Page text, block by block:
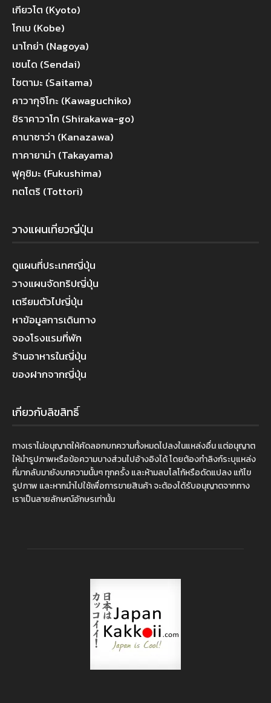
เกียวโต (Kyoto)
โกเบ (Kobe)
นาโกย่า (Nagoya)
เซนได (Sendai)
ไซตามะ (Saitama)
คาวากุจิโกะ (Kawaguchiko)
ชิราคาวาโก (Shirakawa-go)
คานาซาว่า (Kanazawa)
ทาคายาม่า (Takayama)
ฟุคุชิมะ (Fukushima)
ทตโตริ (Tottori)
วางแผนเที่ยวญี่ปุ่น
ดูแผนที่ประเทศญี่ปุ่น
วางแผนจัดทริปญี่ปุ่น
เตรียมตัวไปญี่ปุ่น
หาข้อมูลการเดินทาง
จองโรงแรมที่พัก
ร้านอาหารในญี่ปุ่น
ของฝากจากญี่ปุ่น
เกี่ยวกับลิขสิทธิ์
ทางเราไม่อนุญาตให้คัดลอกบทความทั้งหมดไปลงในแหล่งอื่น แต่อนุญาต
ให้นำรูปภาพหรือข้อความบางส่วนไปอ้างอิงได้ โดยต้องทำลิงก์ระบุแหล่ง
ที่มากลับมายังบทความนั้นๆ ทุกครั้ง และห้ามลบโลโก้หรือดัดแปลง แก้ไข
รูปภาพ และหากนำไปใช้เพื่อการขายสินค้า จะต้องได้รับอนุญาตจากทาง
เราเป็นลายลักษณ์อักษรเท่านั้น